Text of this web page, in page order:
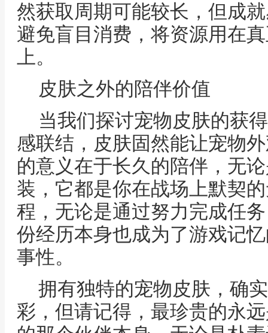
然获取周期可能较长，但成
避免盲目消费，将资源用在
上。
皮肤之外的陪伴价值
当我们探讨宠物皮肤的获
感联结，皮肤固然能让宠物
的意义在于长久的陪伴，无
装，它都是你在战场上默契
程，无论是通过努力完成任
份经历本身也成为了游戏记
事性。
拥有独特的宠物皮肤，确
彩，但请记得，最珍贵的永